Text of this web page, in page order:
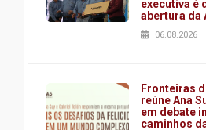
executiva é
abertura da
06.08.2026
Fronteiras
reúne Ana
em debate
caminhos